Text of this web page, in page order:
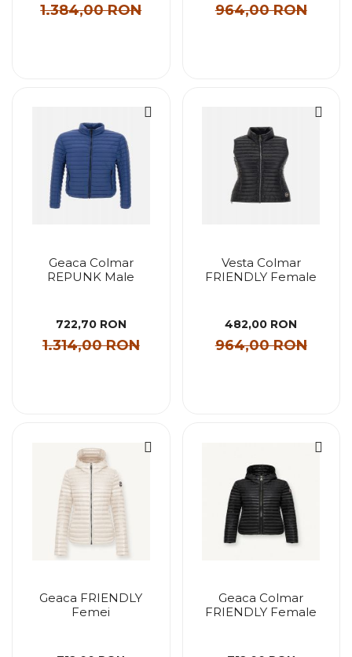
1.384,00 RON 964,00 RON
Geaca Colmar
REPUNK Male
722,70 RON
1.314,00 RON
Vesta Colmar
FRIENDLY Female
482,00 RON
964,00 RON
Geaca FRIENDLY
Femei
Geaca Colmar
FRIENDLY Female